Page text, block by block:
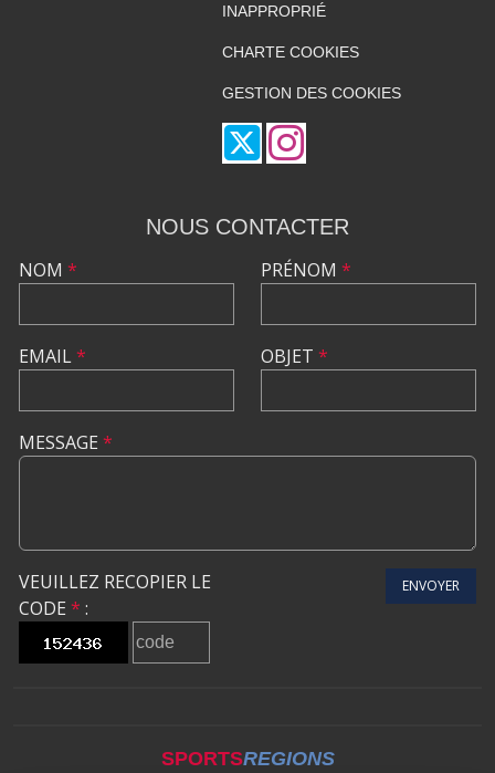
INAPPROPRIÉ
CHARTE COOKIES
GESTION DES COOKIES
NOUS CONTACTER
NOM *
EMAIL*
PRÉNOM *
OBJET *
MESSAGE *
VEUILLEZ RECOPIER LE
CODE * :
ENVOYER
SPORTSREGIONS